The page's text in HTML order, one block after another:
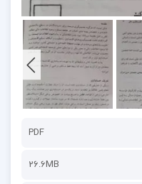
PDF
26.6MB